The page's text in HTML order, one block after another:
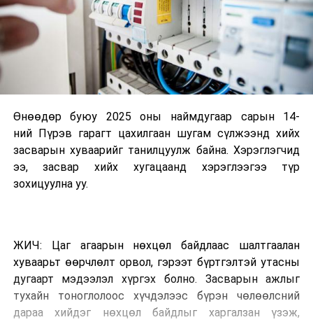
Өнөөдөр буюу 2025 оны наймдугаар сарын 14-
ний Пүрэв гарагт цахилгаан шугам сүлжээнд хийх
засварын хуваарийг танилцуулж байна. Хэрэглэгчид
ээ, засвар хийх хугацаанд хэрэглээгээ түр
зохицуулна уу.
ЖИЧ: Цаг агаарын нөхцөл байдлаас шалтгаалан
хуваарьт өөрчлөлт орвол, гэрээт бүртгэлтэй утасны
дугаарт мэдээлэл хүргэх болно. Засварын ажлыг
тухайн тоноглолоос хүчдэлээс бүрэн чөлөөлсний
дараа хийдэг нөхцөл байдлыг харгалзан үзэж,